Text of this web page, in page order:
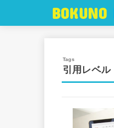
引用レベル